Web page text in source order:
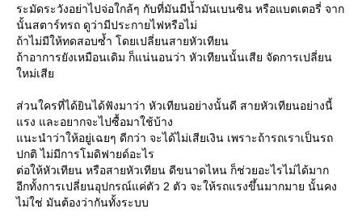
ระมัดระวังอย่าไปจ่อใกล้ๆ กับที่มันมีน้ำมันเบนซิน หรือแบตเตอรี่ จาก
นั้นสตาร์ทรถ ดูว่ามีประกายไฟหรือไม่
ถ้าไม่มีให้ทดสอบซ้ำ โดยเปลี่ยนสายหัวเทียน
ถ้าอาการยังเหมือนเดิม ก็แน่นอนว่า หัวเทียนนั้นเสีย จัดการเปลี่ยน
หม่เสี
ส่วนใครที่ได้ยินได้ฟังมาว่า หัวเทียนอย่างนั้นดี สายหัวเทียนอย่างนี้
รง และอยากจะไปซื้อมาใช้บ้าง
นะนำว่าให้อยู่เฉยๆ ดีกว่า จะได้ไม่เสียเงิน เพราะถ้ารถเราเป็นรถ
ปกติ ไม่มีการโมดิฟายด์อะไร
ต่อให้หัวเทียน หรือสายหัวเทียน ดีขนาดไหน ก็ช่วยอะไรไม่ได้มาก
อีกทั้งการเปลี่ยนอุปกรณ์แค่ตัว 2 ตัว จะให้รถแรงขึ้นมากมาย นั้นคง
ไม่ใช่ มันต้องว่ากันทั้งระบบ